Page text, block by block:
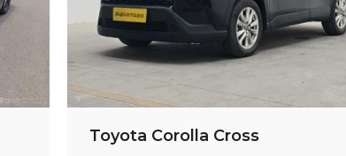
Toyota Corolla Cross